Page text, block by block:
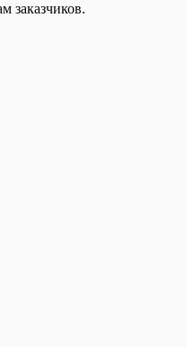
заказчиков.